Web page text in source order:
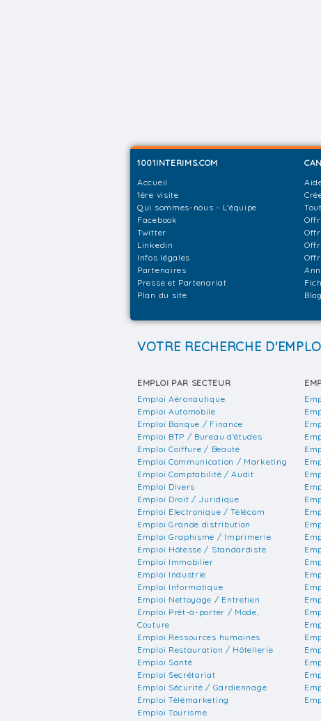
1001INTERIMS.COM
Accueil
1ère visite
Qui sommes-nous - L'équipe
Facebook
Twitter
Linkedin
Infos légales
Partenaires
Presse et Partenariat
Plan du site
VOTRE RECHERCHE
EMPLOI PAR SECTEUR
Emploi Aéronautique
Emploi Automobile
Emploi Banque / Finance
Emploi BTP / Bureau d'études
Emploi Coiffure / Beauté
Emploi Communication / Marketing
Emploi Comptabilité / Audit
Emploi Divers
Emploi Droit / Juridique
Emploi Electronique / Télécom
Emploi Grande distribution
Emploi Graphisme / Imprimerie
Emploi Hôtesse / Standardiste
Emploi Immobilier
Emploi Industrie
Emploi Informatique
Emploi Nettoyage / Entretien
Emploi Prêt-à-porter / Mode,
Couture
Emploi Ressources humaines
Emploi Restauration / Hôtellerie
Emploi Santé
Emploi Secrétariat
Emploi Sécurité / Gardiennage
Emploi Télémarketing
Emploi Tourisme